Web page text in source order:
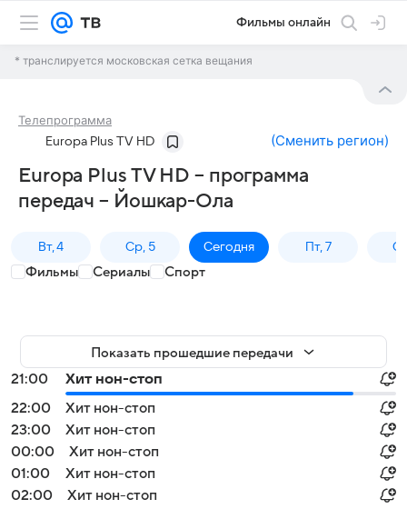
Фильмы онлайн
* транслируется московская сетка вещания
Телепрограмма
Europa Plus TV HD (Сменить регион)
Europa Plus TV HD – программа
передач – Йошкар-Ола
Вт, 4 Ср, 5 Сегодня Пт, 7
Фильмы Сериалы Спорт
Показать прошедшие передачи
21:00
Хит нон-стоп
22:00
Хит нон-стоп
23:00
Хит нон-стоп
00:00
Хит нон-стоп
01:00
Хит нон-стоп
02:00
Хит нон-стоп